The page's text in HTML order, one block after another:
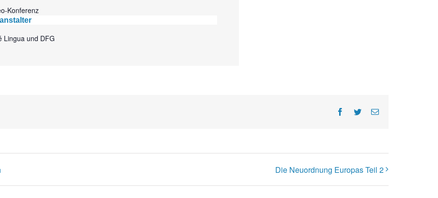
Konferenz
Lingua und DFG
Facebook
TwitterE-
Die Neuordnung Europas Teil 2